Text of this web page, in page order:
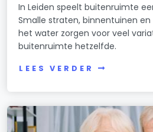
In Leiden speelt buitenruimte
Smalle straten, binnentuinen
het water zorgen voor veel
buitenruimte hetzelfde.
LEES VERDER